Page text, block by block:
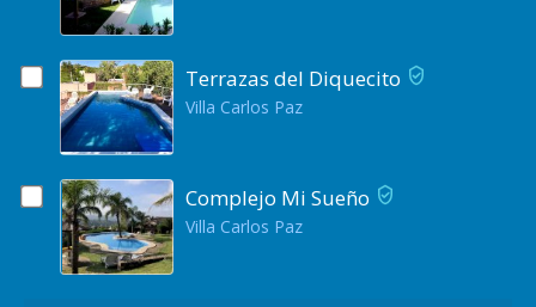
Terrazas del Diquecito
Villa Carlos Paz
Complejo Mi Sueño
Villa Carlos Paz